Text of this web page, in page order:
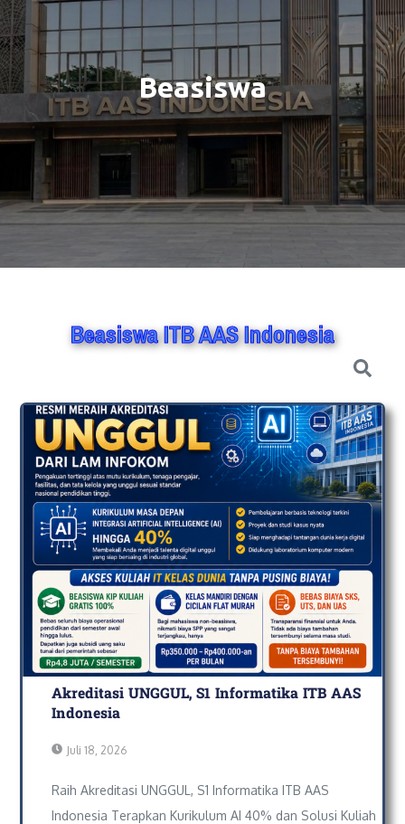
Beasiswa
Beasiswa ITB AAS Indonesia
Akreditasi UNGGUL, S1 Informatika ITB AAS
Indonesia
Juli 18, 2026
Raih Akreditasi UNGGUL, S1 Informatika ITB AAS
Indonesia Terapkan Kurikulum AI 40% dan Solusi Kuliah